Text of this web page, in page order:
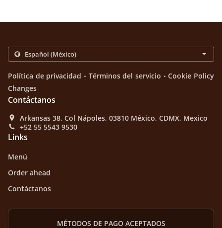
Política de privacidad . Términos del servicio . Cookie Policy
Changes
Contáctanos
Arkansas 38, Col Nápoles, 03810 México, CDMX, Mexico
+52 55 5543 9530
Links
Menú
Order ahead
Contáctanos
MÉTODOS DE PAGO ACEPTADOS